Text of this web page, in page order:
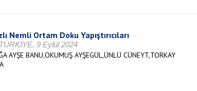
Nemli Ortam Doku Yapıştırıcıları
9 Eylül 2024
AYŞE BANU,OKUMUŞ AYŞEGÜL,ÜNLÜ CÜNEYT,TORKAY